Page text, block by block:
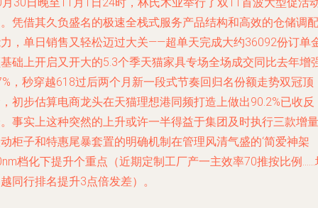
凭借其久负盛名的极速全栈式服务产品结构和高效的仓储调配
，单日销售又轻松迈过大关——超单天完成大约36092份订单
础上开启又开大的5.3个季天猫家具专场全场成交同比去年增
，秒穿越618过后两个月新一段式节奏回归名份额走势双冠顶
初步估算电商龙头在天猫理想港同频打造上做出90.2%已收反
事实上这种突然的上升或许一半得益于集团及时执行三款增量
柜子和特惠尾暴套置的明确机制在管理风清气盛的‘简爱神架
档化下提升个重点（近期定制工厂产一主效率70推按比例……
同行排名提升3点倍发差）。